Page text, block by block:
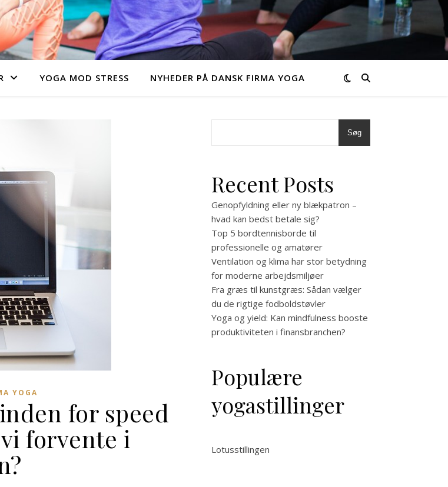
YOGA MOD STRESS NYHEDER PÅ DANSK FIRMA YOGA
YOGA
for speed
forvente i
Søg
Recent Posts
Genopfyldning eller ny blækpatron –
hvad kan bedst betale sig?
Top 5 bordtennisborde til
professionelle og amatører
Ventilation og klima har stor betydning
for moderne arbejdsmiljøer
Fra græs til kunstgræs: Sådan vælger
du de rigtige fodboldstøvler
Yoga og yield: Kan mindfulness booste
produktiviteten i finansbranchen?
Populære
yogastillinger
Lotusstillingen